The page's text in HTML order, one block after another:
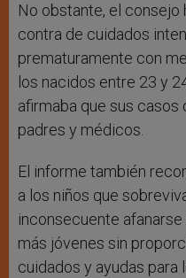
No obstante, el
contra de cuidados
prematuramente con
los nacidos entre 23 y
afirmaba que sus
padres y médicos.
El informe también
a los niños que
inconsecuente
más jóvenes sin
cuidados y ayudas para